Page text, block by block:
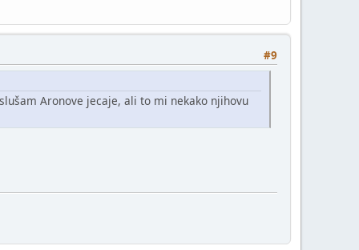
#9
Aronove jecaje, ali to mi nekako njihovu